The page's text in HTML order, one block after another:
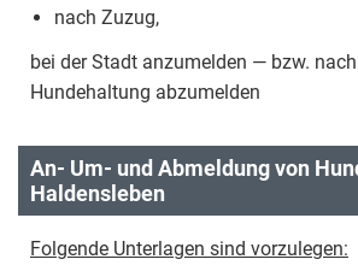
nach Zuzug,
bei der Stadt anzumelden — bzw.
Hundehaltung abzumelden
An- Um- und Abmeldung von
Haldensleben
Folgende Unterlagen sind vorzulegen: